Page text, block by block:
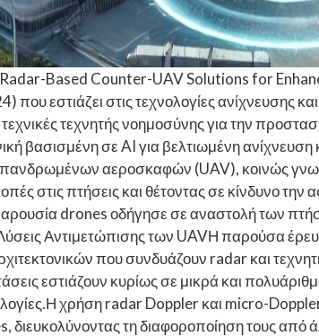
Radar-Based Counter-UAV Solutions for
εστιάζει στις τεχνολογίες ανίχνευσης
τεχνητής νοημοσύνης για την
βασισμένη σε AI για βελτιωμένη
αεροσκαφών (UAV), κοινώς
στις πτήσεις και θέτοντας σε κίνδυνο
drones οδήγησε σε αναστολή των
Αντιμετώπισης των UAVΗ παρούσα
που συνδυάζουν radar και
εστιάζουν κυρίως σε μικρά και
χρήση radar Doppler και micro-Doppler
τη διαφοροποίηση τους από